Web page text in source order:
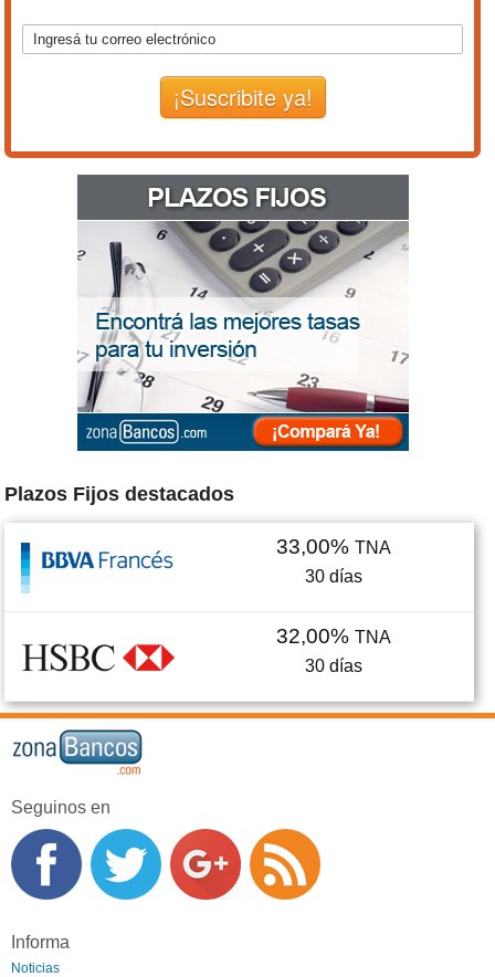
¡Suscribite ya!
Plazos Fijos destacados
33,00% TNA
30 días
32,00% TNA
30 días
Seguinos en
Informa
Noticias